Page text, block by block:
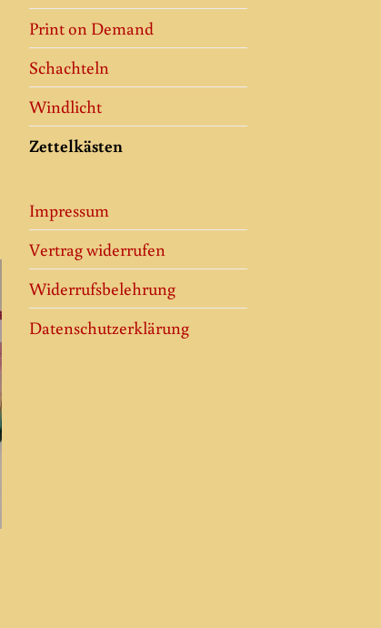
Print on Demand
Schachteln
Windlicht
Zettelkästen
Impressum
Vertrag widerrufen
Widerrufsbelehrung
Datenschutzerklärung